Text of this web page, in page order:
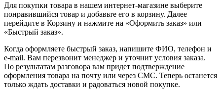
Для покупки товара в нашем интернет-магазине выберите
понравившийся товар и добавьте его в корзину. Далее
перейдите в Корзину и нажмите на «Оформить заказ» или
«Быстрый заказ».
Когда оформляете быстрый заказ, напишите ФИО, телефон и
e-mail. Вам перезвонит менеджер и уточнит условия заказа.
По результатам разговора вам придет подтверждение
оформления товара на почту или через СМС. Теперь останется
только ждать доставки и радоваться новой покупке.